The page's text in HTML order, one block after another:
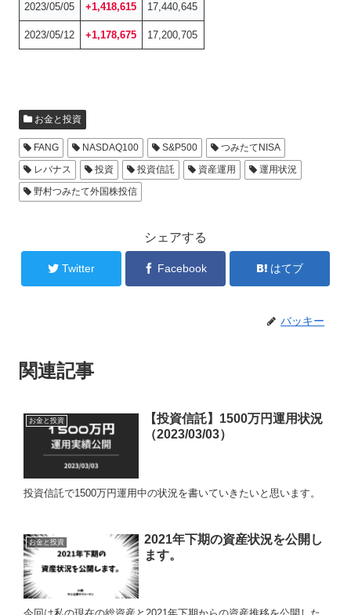
2023/05/05 +1,418,615 17,440,645
2023/05/12 +1,178,675 17,200,705
お金と投資
FANG NASDAQ100 S&P500
つみたてNISA
レバナス
投資 投資信託 資産運用
運用状況
野村つみたて外国株投信
シェアする
Twitter Facebook はてブ
バッキー
関連記事
お金と投資
【投資信託】1500万円運用状況
（2023/03/03）
投資信託で1500万円運用中の状況を書いていきたいと思います。
お金と投資
2021年下期の資産状況を公開し
ます。